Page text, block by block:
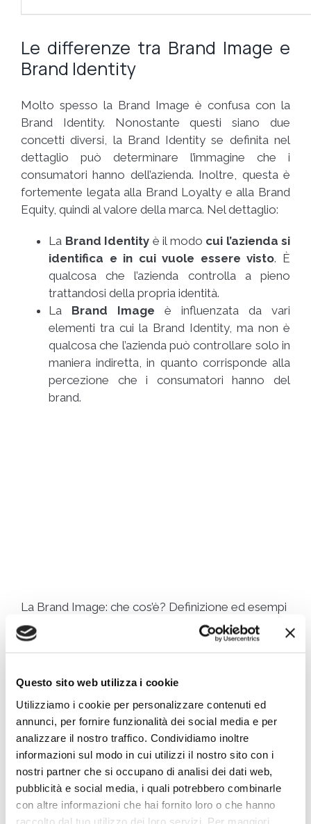
Questo sito web utilizza i cookie
Utilizziamo i cookie per personalizzare contenuti ed
annunci, per fornire funzionalità dei social media e per
analizzare il nostro traffico. Condividiamo inoltre
informazioni sul modo in cui utilizzi il nostro sito con i
nostri partner che si occupano di analisi dei dati web,
pubblicità e social media, i quali potrebbero combinarle
con altre informazioni che hai fornito loro o che hanno
raccolto dal tuo utilizzo dei loro servizi. Per maggiori
Le differenze tra Brand Image e
Brand Identity
Molto spesso la Brand Image è confusa con la
Brand Identity. Nonostante questi siano due
concetti diversi, la Brand Identity se definita nel
dettaglio può determinare l’immagine che i
consumatori hanno dell’azienda. Inoltre, questa è
fortemente legata alla Brand Loyalty e alla Brand
Equity, quindi al valore della marca. Nel dettaglio:
La Brand Identity è il modo cui l’azienda si
identifica e in cui vuole essere visto. È
qualcosa che l’azienda controlla a pieno
trattandosi della propria identità.
La Brand Image è influenzata da vari
elementi tra cui la Brand Identity, ma non è
qualcosa che l’azienda può controllare solo in
maniera indiretta, in quanto corrisponde alla
percezione che i consumatori hanno del
brand.
La Brand Image: che cos’è? Definizione ed esempi
– pexels olya kobruseva
la propria azienda?
Per creare la giusta Brand Image per la propria
impresa, prima di ogni cosa è necessario una
ricerca di mercatoper identificare il proprio brand
e capire che tipo di impresa sia:
Cosa offre?
Perché lo offre?